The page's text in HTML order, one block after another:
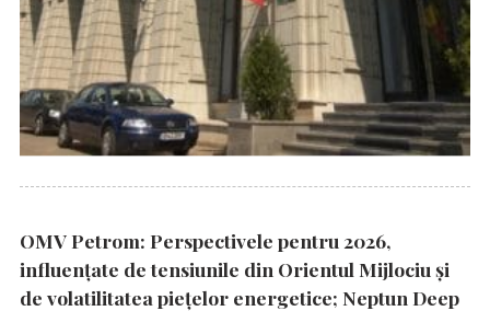
OMV Petrom: Perspectivele pentru 2026,
influențate de tensiunile din Orientul Mijlociu și
de volatilitatea piețelor energetice; Neptun Deep